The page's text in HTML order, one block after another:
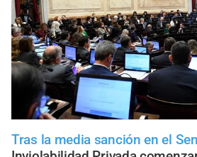
Tras la media sanción en el